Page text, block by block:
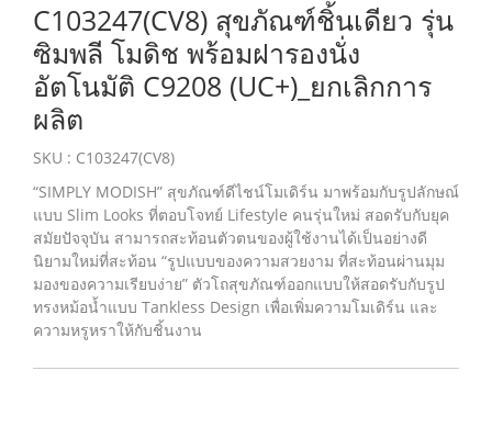
C103247(CV8) สุขภัณฑ์ชิ้นเดียว รุ่น
ซิมพลี โมดิช พร้อมฝารองนั่ง
อัตโนมัติ C9208 (UC+)_ยกเลิกการ
ผลิต
SKU : C103247(CV8)
“SIMPLY MODISH” สุขภัณฑ์ดีไชน์โมเดิร์น มาพร้อมกับรูปลักษณ์
แบบ Slim Looks ที่ตอบโจทย์ Lifestyle คนรุ่นใหม่ สอดรับกับยุค
สมัยปัจจุบัน สามารถสะท้อนตัวตนของผู้ใช้งานได้เป็นอย่างดี
นิยามใหม่ที่สะท้อน “รูปแบบของความสวยงาม ที่สะท้อนผ่านมุม
มองของความเรียบง่าย” ตัวโถสุขภัณฑ์ออกแบบให้สอดรับกับรูป
ทรงหม้อน้ำแบบ Tankless Design เพื่อเพิ่มความโมเดิร์น และ
ความหรูหราให้กับชิ้นงาน